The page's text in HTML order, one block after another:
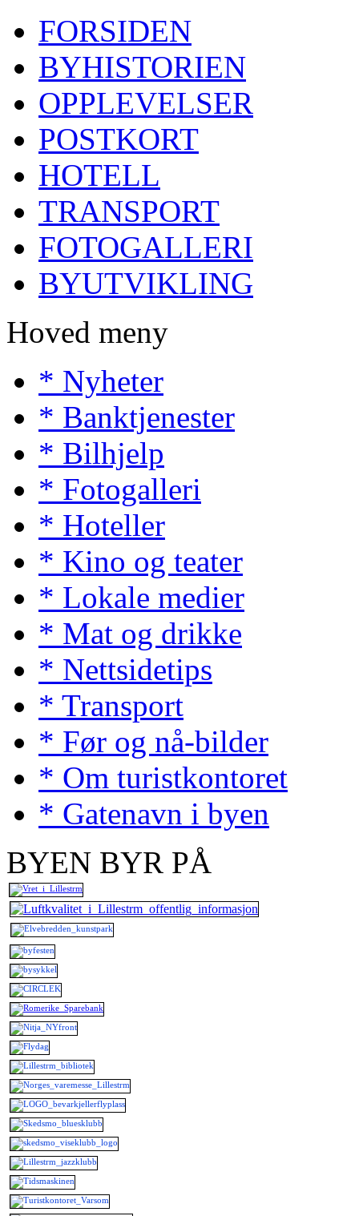
FORSIDEN
BYHISTORIEN
OPPLEVELSER
POSTKORT
HOTELL
TRANSPORT
FOTOGALLERI
BYUTVIKLING
Hoved meny
* Nyheter
* Banktjenester
* Bilhjelp
* Fotogalleri
* Hoteller
* Kino og teater
* Lokale medier
* Mat og drikke
* Nettsidetips
* Transport
* Før og nå-bilder
* Om turistkontoret
* Gatenavn i byen
BYEN BYR PÅ